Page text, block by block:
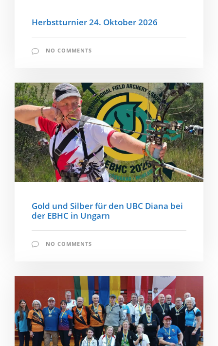
Herbstturnier 24. Oktober 2026
NO COMMENTS
Gold und Silber für den UBC Diana bei
der EBHC in Ungarn
NO COMMENTS